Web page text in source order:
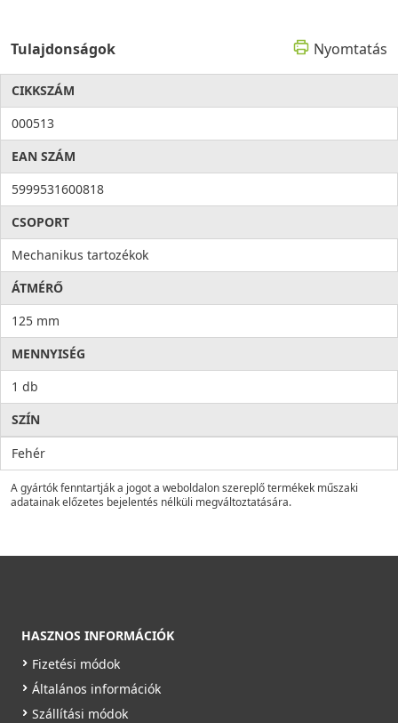
Tulajdonságok Nyomtatás
CIKKSZÁM
000513
EAN SZÁM
5999531600818
CSOPORT
Mechanikus tartozékok
ÁTMÉRŐ
125 mm
MENNYISÉG
1 db
SZÍN
Fehér
A gyártók fenntartják a jogot a weboldalon szereplő termékek műszaki
adatainak előzetes bejelentés nélküli megváltoztatására.
HASZNOS INFORMÁCIÓK
Fizetési módok
Általános információk
Szállítási módok